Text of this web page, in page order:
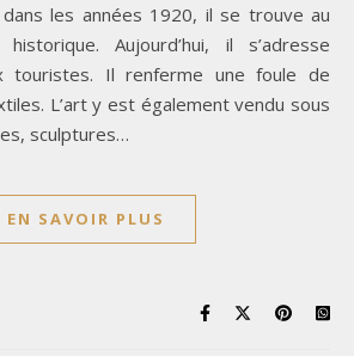
dans les années 1920, il se trouve au
Aujourd’hui, il s’adresse
touristes. Il renferme une foule de
L’art y est également vendu sous
sculptures…
EN SAVOIR PLUS